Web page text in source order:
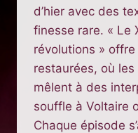
d’hier avec des
finesse rare. « Le
révolutions » offre
restaurées, où les
mêlent à des
souffle à Voltaire
Chaque épisode